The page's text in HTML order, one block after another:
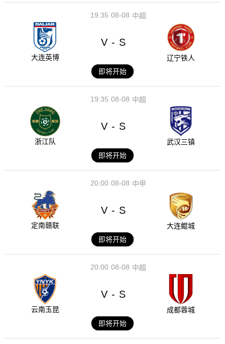
08-08
19:35 中超
大连英博
V - S
辽宁铁人
即将开始
08-08
19:35 中超
浙江队
V - S
武汉三镇
即将开始
08-08
20:00 中甲
定南赣联
V - S
大连鲲城
即将开始
08-08
20:00 中超
云南玉昆
V - S
成都蓉城
即将开始